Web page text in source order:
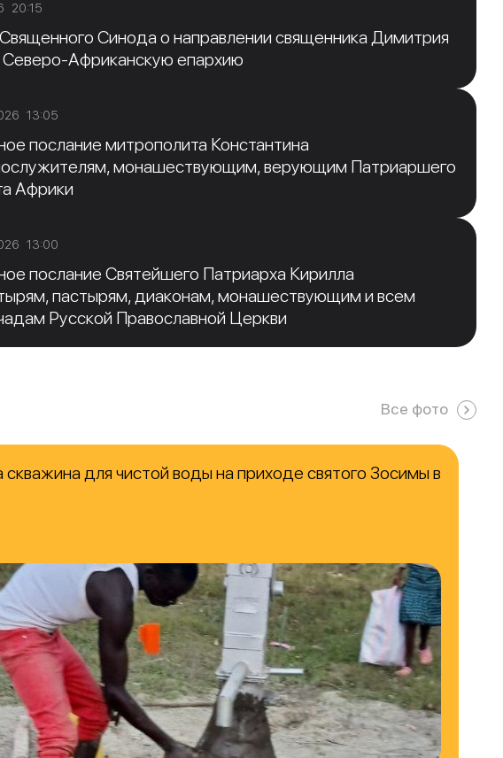
20:15
Синода о направлении священника Димитрия
Северо-Африканскую епархию
13:05
послание митрополита Константина
монашествующим, верующим Патриаршего
Африки
13:00
послание Святейшего Патриарха Кирилла
пастырям, диаконам, монашествующим и всем
Русской Православной Церкви
Все фото
для чистой воды на приходе святого Зосимы в